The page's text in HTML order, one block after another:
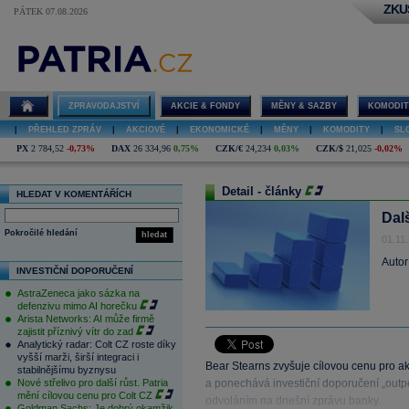
PÁTEK 07.08.2026
ZPRAVODAJSTVÍ AKCIE & FONDY MĚNY & SAZBY
PŘEHLED ZPRÁV AKCIOVÉ EKONOMICKÉ MĚNY KOMODITY
PX 2 784,52 -0,73% DAX 26 334,96 0,75% CZK/€ 24,234 0,03% CZK/$ 21,025 -0,02%
HLEDAT V KOMENTÁŘÍCH
hledat
Pokročilé hledání
INVESTIČNÍ DOPORUČENÍ
AstraZeneca jako sázka na
defenzivu mimo AI horečku
Arista Networks: AI může firmě
zajistit příznivý vítr do zad
Analytický radar: Colt CZ roste díky
vyšší marži, širší integraci i
stabilnějšímu byznysu
Nové střelivo pro další růst. Patria
mění cílovou cenu pro Colt CZ
Detail - články
Bear Stearns zvyšuje cílovou cenu pro
a ponechává investiční doporučení
odvoláním na dnešní zprávu banky.